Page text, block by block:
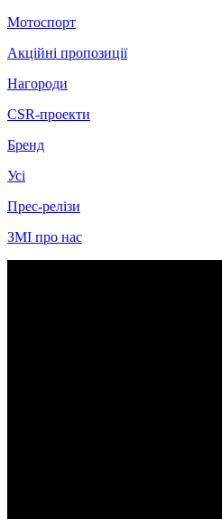
Мотоспорт
Акційні пропозиції
Нагороди
CSR-проекти
Бренд
Усі
Прес-релізи
ЗМІ про нас